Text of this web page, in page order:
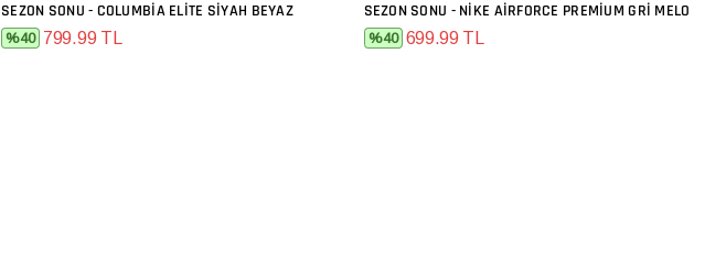
SEPETE EKLE
SEZON SONU - COLUMBIA ELITE SIYAH BEYAZ
%40 799.99 TL
SEPETE EKLE
SEZON SONU - NIKE AIRFORCE PREMIUM GRI MELO
%40 699.99 TL